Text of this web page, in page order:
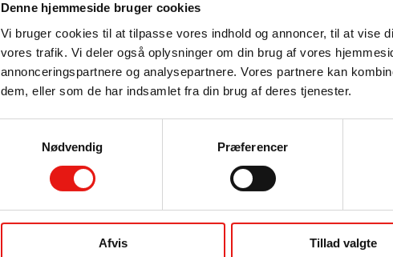
Denne hjemmeside bruger cookies
Vi bruger cookies til at tilpasse vores indhold og annoncer, til at vise
vores trafik. Vi deler også oplysninger om din brug af vores
annonceringspartnere og analysepartnere. Vores partnere kan
dem, eller som de har indsamlet fra din brug af deres tjenester.
Nødvendig
Præferencer
Afvis Tillad valgte